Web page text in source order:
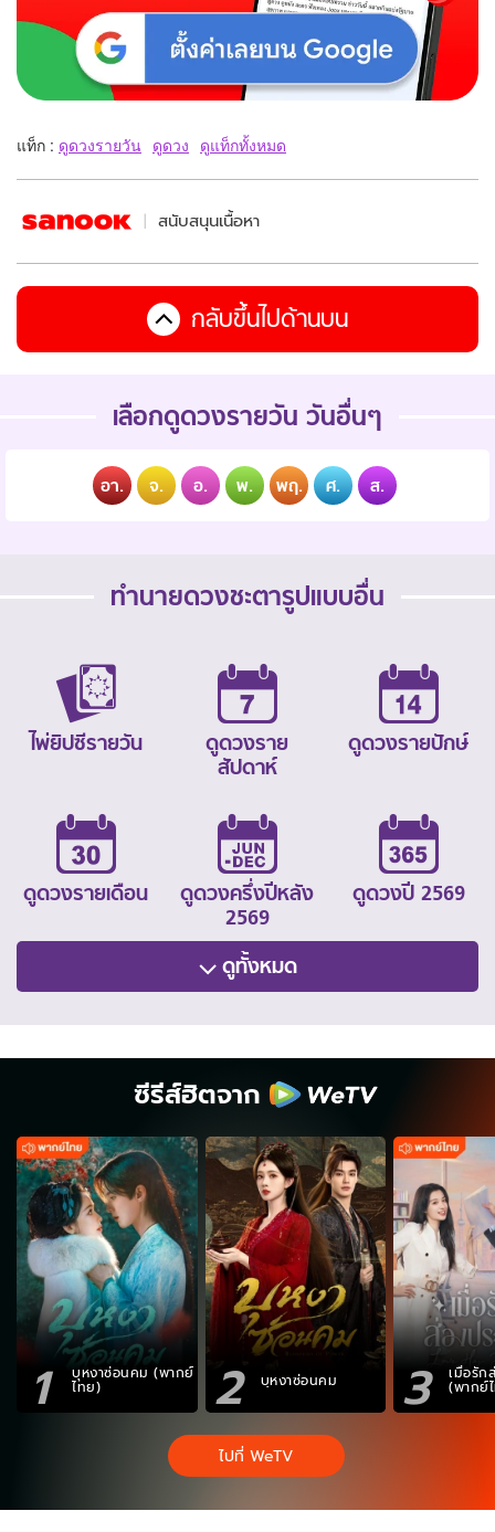
แท็ก : ดูดวงรายวัน ดูดวง ดูแท็กทั้งหมด
สนับสนุนเนื้อหา
กลับขึ้นไปด้านบน
เลือกดูดวงรายวัน วันอื่นๆ
อา. จ. อ. พ. พฤ. ศ. ส.
ทำนายดวงชะตารูปแบบอื่น
ไพ่ยิปซีรายวัน
ดูดวงราย
สัปดาห์
ดูดวงรายปักษ์
ดูดวงรายเดือน
ดูดวงครึ่งปีหลัง
2569
ดูดวงปี 2569
ดูทั้งหมด
ซีรีส์ฮิตจาก
1 บุหงาซ่อนคม (พากย์
ไทย) 2 บุหงาซ่อนคม 3 เมื่อรัก
(พากย์
ไปที่ WeTV